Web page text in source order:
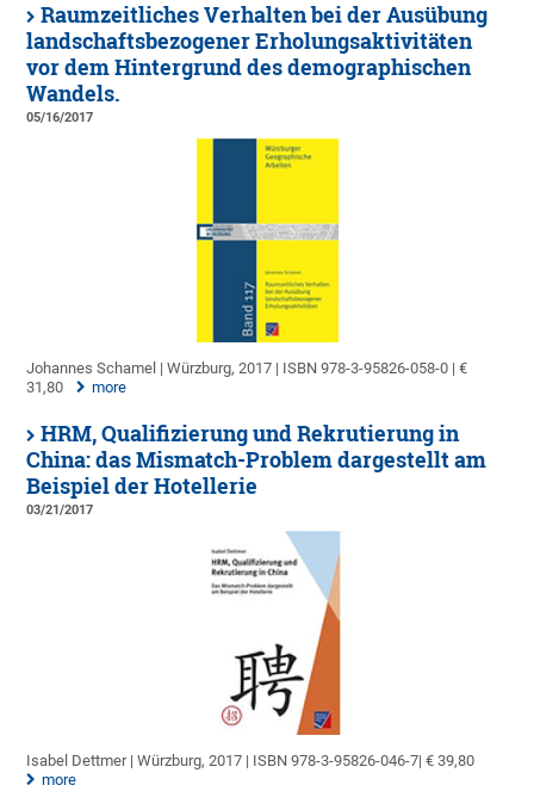
Raumzeitliches Verhalten bei der Ausübung
landschaftsbezogener Erholungsaktivitäten
vor dem Hintergrund des demographischen
Wandels.
05/16/2017
Johannes Schamel | Würzburg, 2017 | ISBN 978-3-95826-058-0 | €
31,80
more
HRM, Qualifizierung und Rekrutierung in
China: das Mismatch-Problem dargestellt am
Beispiel der Hotellerie
03/21/2017
Isabel Dettmer | Würzburg, 2017 | ISBN 978-3-95826-046-7| € 39,80
more